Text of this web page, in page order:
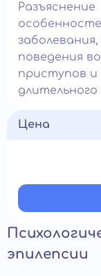
Разъяснение
поведения
приступов и
Цена
эпилепсии